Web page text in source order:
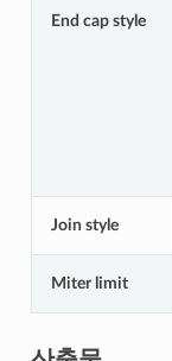
End cap style
Join style
Miter limit